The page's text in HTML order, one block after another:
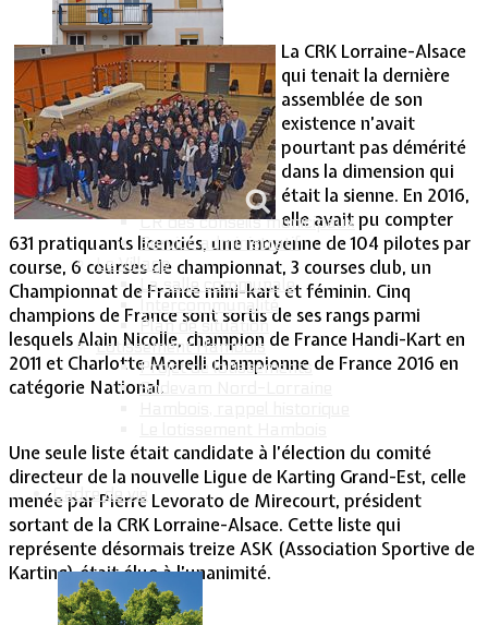
Votre Mairie
Le mot du Maire
CR des conseils municipaux
Service administratif
Le Village
La salle communale
Intercommunalité
Plan de situation
Lotissement Hambois
Projet de lotissements
Sodevam Nord-Lorraine
Cadre de vie
La CRK Lorraine-Alsace
qui tenait la dernière
assemblée de son
existence n’avait
pourtant pas démérité
dans la dimension qui
était la sienne. En 2016,
elle avait pu compter
631 pratiquants licenciés, une moyenne de 104 pilotes par
course, 6 courses de championnat, 3 courses club, un
Championnat de France mini-kart et féminin. Cinq
champions de France sont sortis de ses rangs parmi
lesquels Alain Nicolle, champion de France Handi-Kart en
2011 et Charlotte Morelli championne de France 2016 en
catégorie National.
Une seule liste était candidate à l’élection du comité
directeur de la nouvelle Ligue de Karting Grand-Est, celle
menée par Pierre Levorato de Mirecourt, président
sortant de la CRK Lorraine-Alsace. Cette liste qui
représente désormais treize ASK (Association Sportive de
Karting) était élue à l’unanimité.